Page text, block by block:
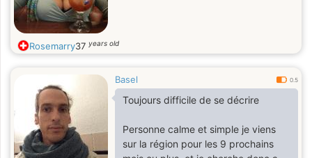
Rosemarry37 years old
Basel 0.5
Toujours difficile de se décrire
Personne calme et simple je viens
sur la région pour les 9 prochains